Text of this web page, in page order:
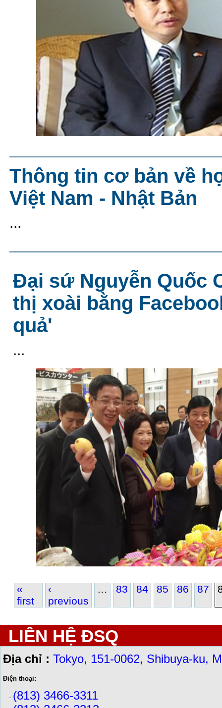
Thông tin cơ bản về
Việt Nam - Nhật Bản
...
Đại sứ Nguyễn Quốc
thị xoài bằng
quả'
...
Pages
«
first
‹
previous
… 83 84 85 86 87
LIÊN HỆ ĐSQ
Địa chỉ : Tokyo, 151-0062, Shibuya-ku,
Điện thoại:
- (813) 3466-3311